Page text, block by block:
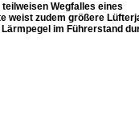
Wegfalles eines
weist zudem größere
im Führerstand